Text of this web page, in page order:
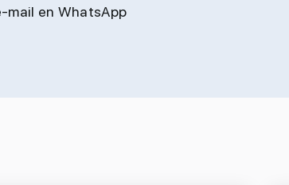
mail en WhatsApp